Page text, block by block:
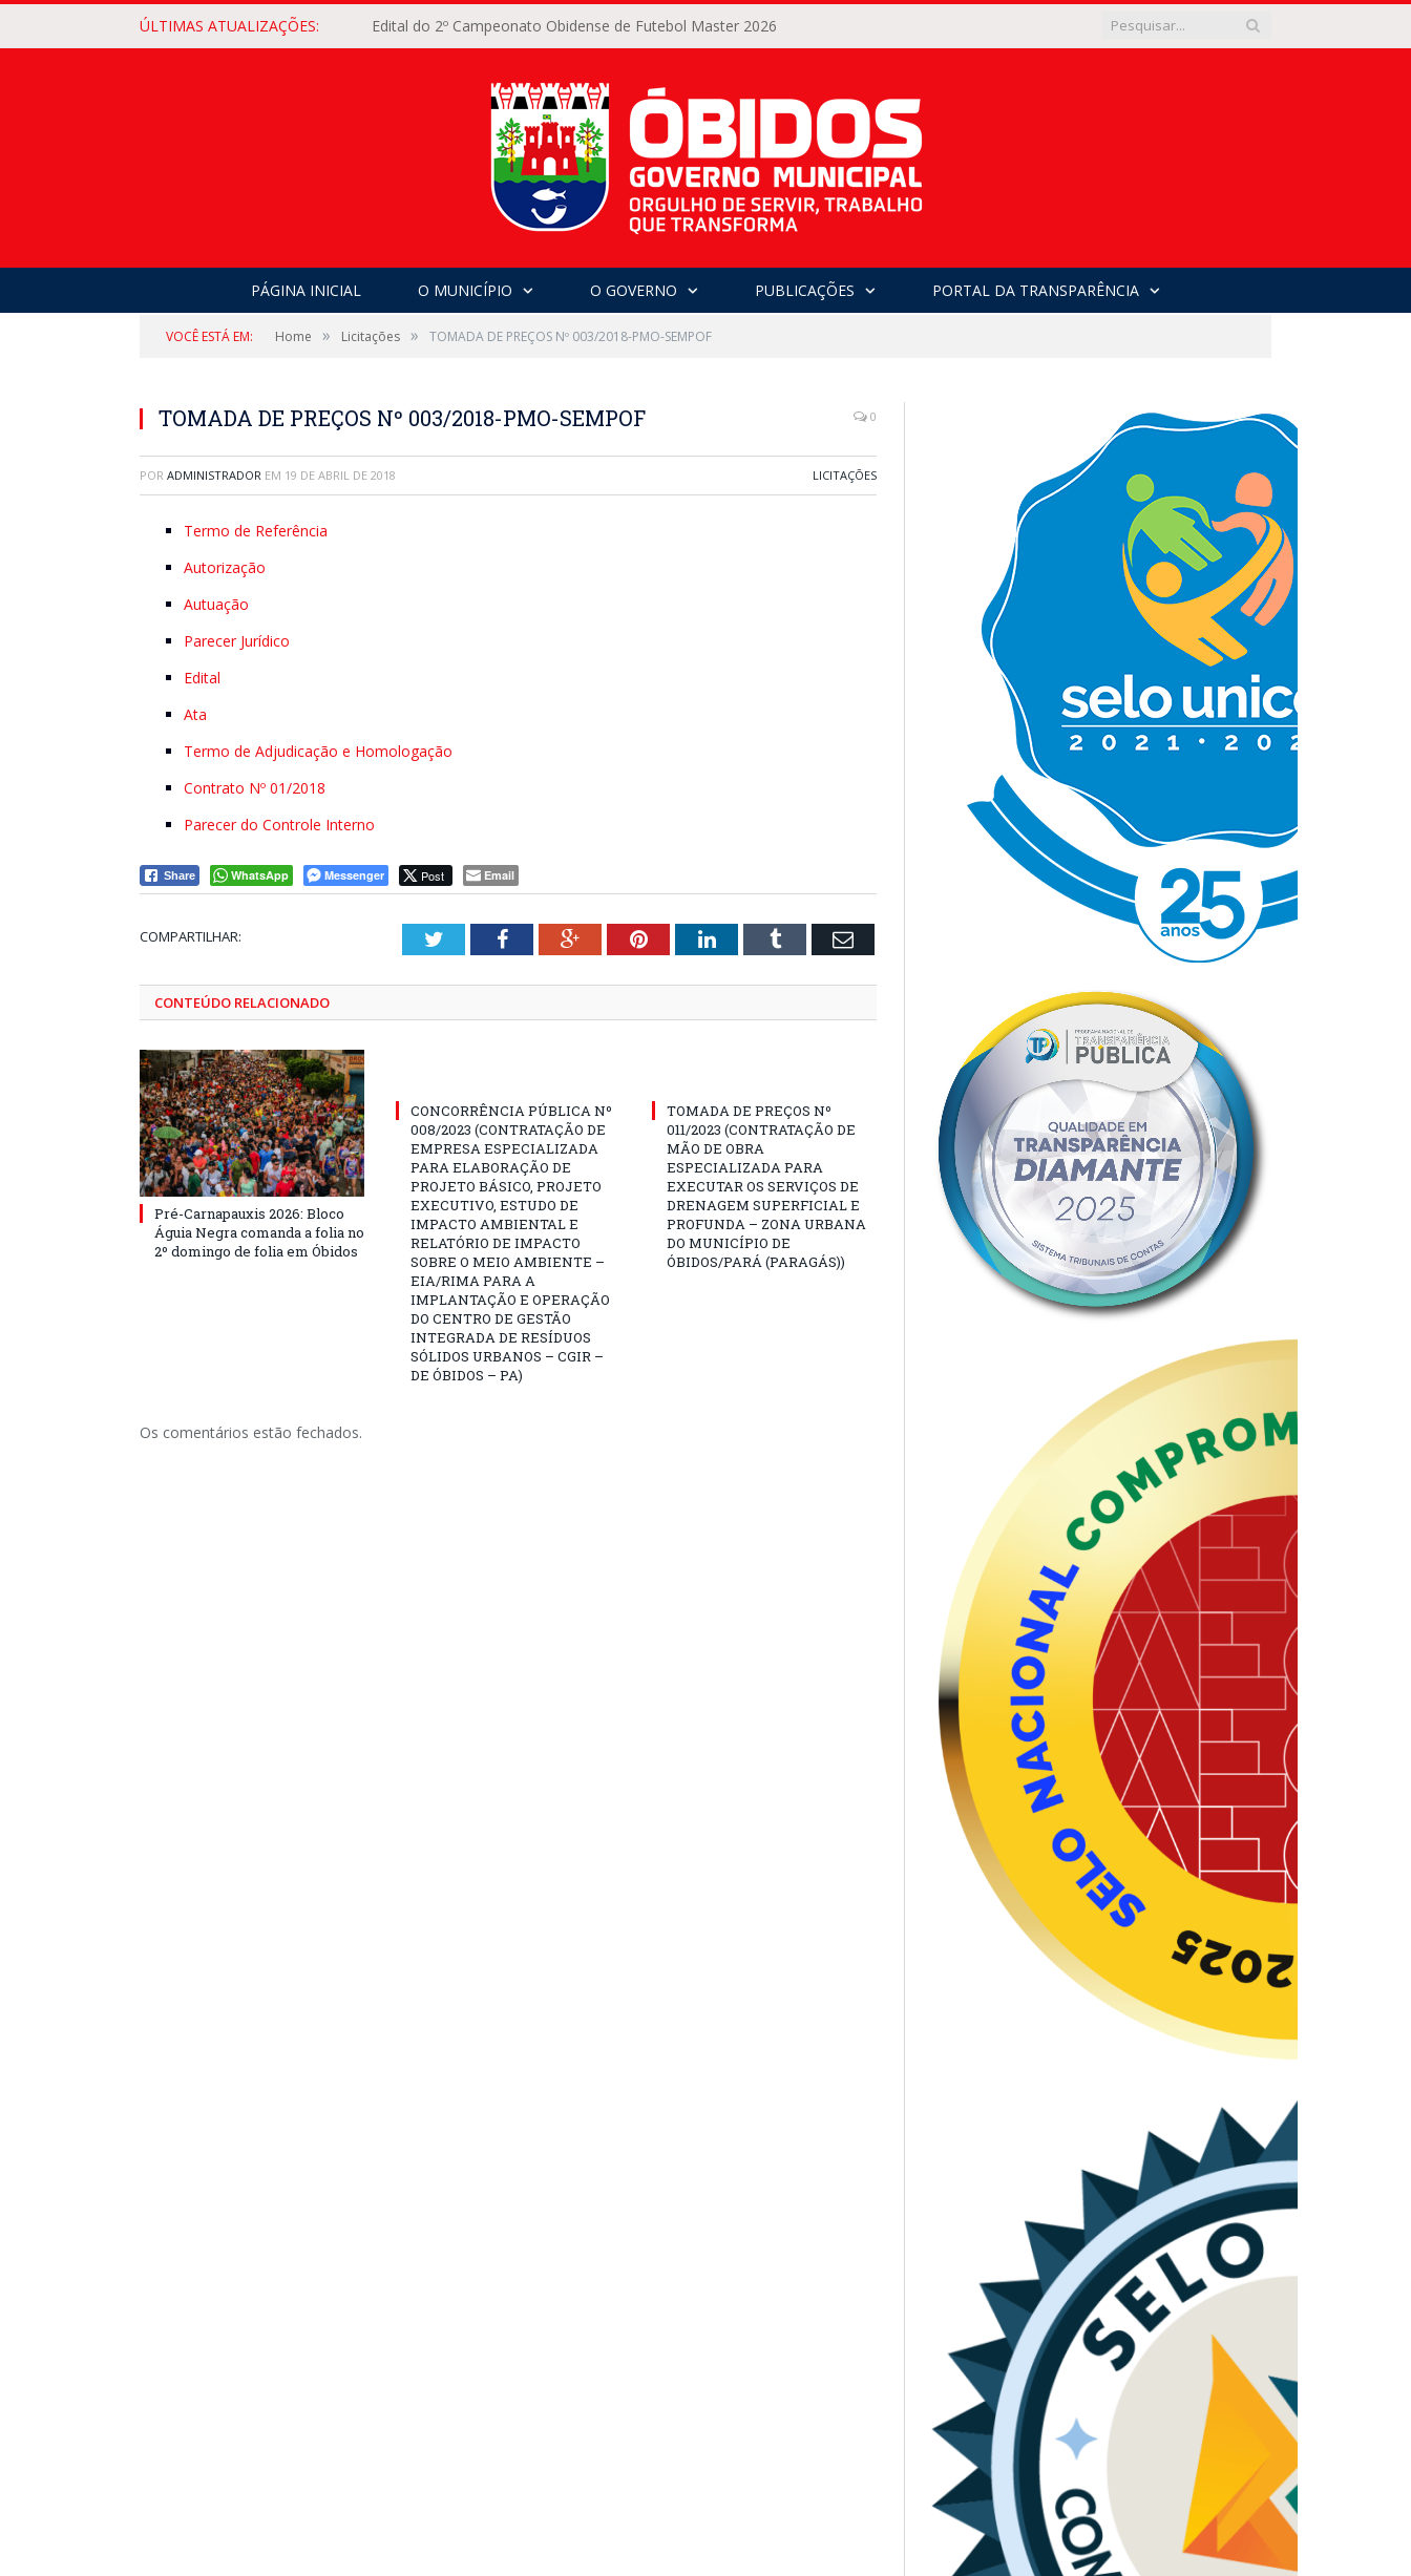
ÚLTIMAS ATUALIZAÇÕES: Edital do 2º Campeonato Obidense de Futebol Master 2026
PÁGINA INICIAL O MUNICÍPIO O GOVERNO PUBLICAÇÕES PORTAL DA TRANSPARÊNCIA
VOCÊ ESTÁ EM: Home » Licitações » TOMADA DE PREÇOS Nº 003/2018-PMO-SEMPOF
TOMADA DE PREÇOS Nº 003/2018-PMO-SEMPOF 0
POR ADMINISTRADOR EM 19 DE ABRIL DE 2018 LICITAÇÕES
Termo de Referência
Autorização
Autuação
Parecer Jurídico
Edital
Ata
Termo de Adjudicação e Homologação
Contrato Nº 01/2018
Parecer do Controle Interno
Share WhatsApp Messenger Post Email
COMPARTILHAR: TwitterFacebookGoogle+PinterestLinkedInTumblr Email
CONTEÚDO RELACIONADO
Pré-Carnapauxis 2026: Bloco
Águia Negra comanda a folia no
2º domingo de folia em Óbidos
CONCORRÊNCIA PÚBLICA Nº
008/2023 (CONTRATAÇÃO DE
EMPRESA ESPECIALIZADA
PARA ELABORAÇÃO DE
PROJETO BÁSICO, PROJETO
EXECUTIVO, ESTUDO DE
IMPACTO AMBIENTAL E
RELATÓRIO DE IMPACTO
SOBRE O MEIO AMBIENTE –
EIA/RIMA PARA A
IMPLANTAÇÃO E OPERAÇÃO
DO CENTRO DE GESTÃO
INTEGRADA DE RESÍDUOS
SÓLIDOS URBANOS – CGIR –
DE ÓBIDOS – PA)
TOMADA DE PREÇOS Nº
011/2023 (CONTRATAÇÃO DE
MÃO DE OBRA
ESPECIALIZADA PARA
EXECUTAR OS SERVIÇOS DE
DRENAGEM SUPERFICIAL E
PROFUNDA – ZONA URBANA
DO MUNICÍPIO DE
ÓBIDOS/PARÁ (PARAGÁS))
Os comentários estão fechados.